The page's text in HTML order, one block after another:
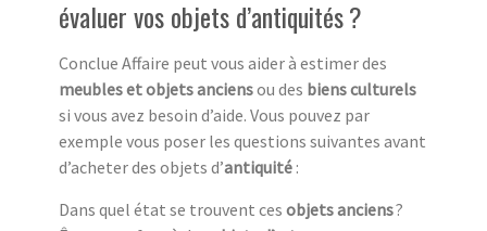
évaluer vos objets d’antiquités ?
Conclue Affaire peut vous aider à estimer des
meubles et objets anciensou des biens culturels
si vous avez besoin d’aide. Vous pouvez par
exemple vous poser les questions suivantes avant
d’acheter des objets d’antiquité :
Dans quel état se trouvent ces objets anciens?